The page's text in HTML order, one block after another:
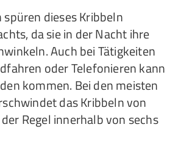
dieses Kribbeln
da sie in der Nacht ihre
Auch bei Tätigkeiten
oder Telefonieren kann
kommen. Bei den meisten
das Kribbeln von
Regel innerhalb von sechs